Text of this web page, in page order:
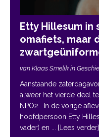
Etty Hillesum in
omafiets, maar
van Klaas Smelik in
Aanstaande
alweer het vierde deel te
NPO2. In de vorige
hoofdpersoon Etty
vader) en
... [Lees verder]